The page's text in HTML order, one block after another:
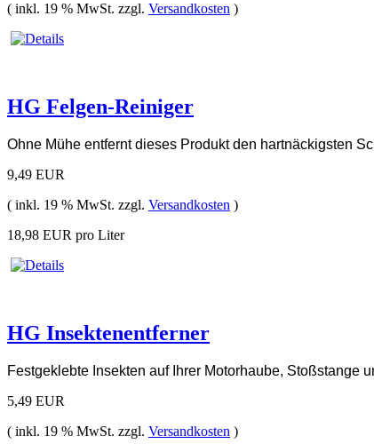
( inkl. 19 % MwSt. zzgl. Versandkosten )
HG Felgen-Reiniger
Ohne Mühe entfernt dieses Produkt den hartnäckigsten
9,49 EUR
( inkl. 19 % MwSt. zzgl. Versandkosten )
18,98 EUR pro Liter
HG Insektenentferner
Festgeklebte Insekten auf Ihrer Motorhaube, Stoßstange
5,49 EUR
( inkl. 19 % MwSt. zzgl. Versandkosten )